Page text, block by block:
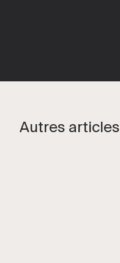
Autres articles